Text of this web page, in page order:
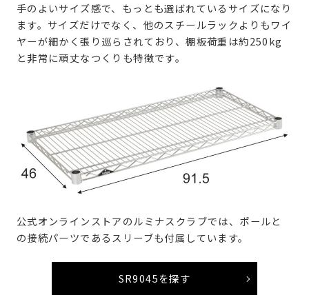
手のよいサイズ感で、もっとも選ばれているサイズになり
ます。サイズだけでなく、他のスチールラックよりもワイ
ヤーが細かく張り巡らされており、棚板荷重は約250kg
と非常に頑丈なつくりも特徴です。
公式オンラインストアのルミナスクラブでは、ポールと
の接続パーツであるスリーブも付属しています。
SR9045を探す